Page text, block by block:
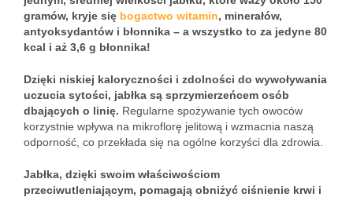
gramów, kryje się bogactwo witamin, minerałów,
antyoksydantów i błonnika – a wszystko to za jedyne 80
kcal i aż 3,6 g błonnika!
Dzięki niskiej kaloryczności i zdolności do wywoływania
uczucia sytości, jabłka są sprzymierzeńcem osób
dbających o linię. Regularne spożywanie tych owoców
korzystnie wpływa na mikroflorę jelitową i wzmacnia naszą
odporność, co przekłada się na ogólne korzyści dla zdrowia.
Jabłka, dzięki swoim właściwościom
przeciwutleniającym, pomagają obniżyć ciśnienie krwi i